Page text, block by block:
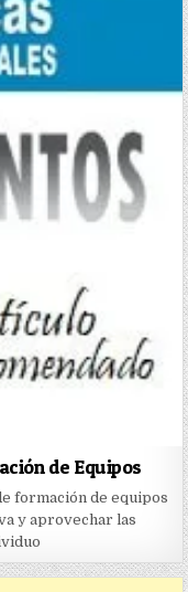
de Equipos
formación de equipos
y aprovechar las